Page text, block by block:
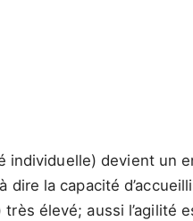
individuelle) devient un
la capacité
élevé; aussi l’agilité